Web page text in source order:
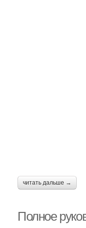
читать дальше →
Полное